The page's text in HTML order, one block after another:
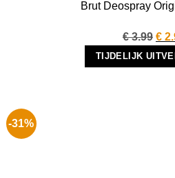
Brut Deospray
€3.99
prijs
€
TIJDELIJK
-31%